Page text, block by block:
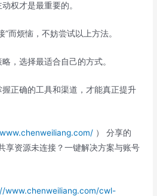
权才是最重要的。
而烦恼，不妨尝试以上方法。
，选择最适合自己的方式。
正确的工具和渠道，才能真正提升
） 分享的
享资源未连接？一键解决方案与账号
www.chenweiliang.com/cwl-